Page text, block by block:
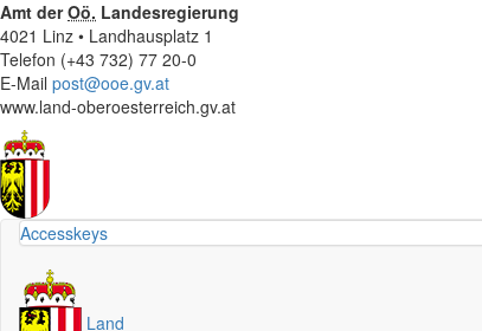
Amt derOö. Landesregierung
4021 Linz • Landhausplatz 1
Telefon (+43 732) 77 20-0
E-Mail post@ooe.gv.at
www.land-oberoesterreich.gv.at
Accesskeys
Land